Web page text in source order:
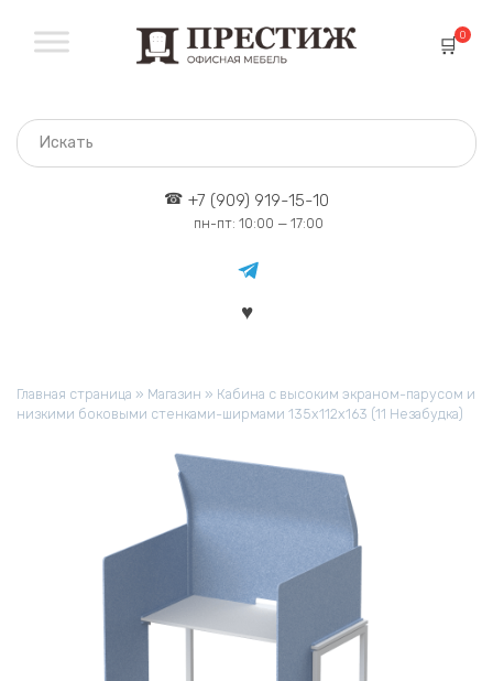
содержанию
0
+7 (909) 919-15-10
пн-пт: 10:00 — 17:00
Главная страница » Магазин » Кабина с высоким экраном-парусом и
низкими боковыми стенками-ширмами 135х112х163 (11 Незабудка)